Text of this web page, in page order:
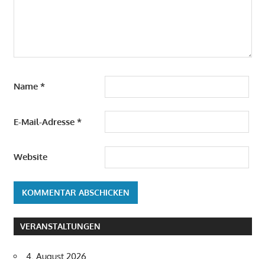
Name *
E-Mail-Adresse *
Website
VERANSTALTUNGEN
4. August 2026